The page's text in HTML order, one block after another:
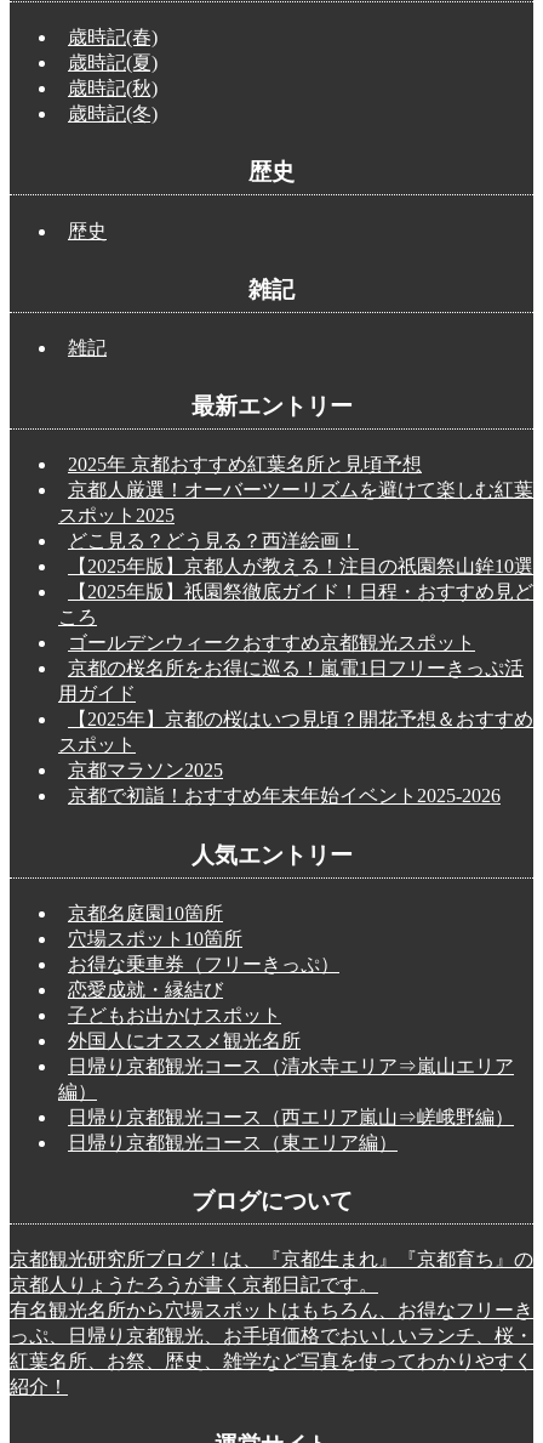
歳時記(春)
歳時記(夏)
歳時記(秋)
歳時記(冬)
歴史
歴史
雑記
雑記
最新エントリー
2025年 京都おすすめ紅葉名所と見頃予想
京都人厳選！オーバーツーリズムを避けて楽しむ紅葉
スポット2025
どこ見る？どう見る？西洋絵画！
【2025年版】京都人が教える！注目の祇園祭山鉾10選
【2025年版】祇園祭徹底ガイド！日程・おすすめ見ど
ころ
ゴールデンウィークおすすめ京都観光スポット
京都の桜名所をお得に巡る！嵐電1日フリーきっぷ活
用ガイド
【2025年】京都の桜はいつ見頃？開花予想＆おすすめ
スポット
京都マラソン2025
京都で初詣！おすすめ年末年始イベント2025-2026
人気エントリー
京都名庭園10箇所
穴場スポット10箇所
お得な乗車券（フリーきっぷ）
恋愛成就・縁結び
子どもお出かけスポット
外国人にオススメ観光名所
日帰り京都観光コース（清水寺エリア⇒嵐山エリア
編）
日帰り京都観光コース（西エリア嵐山⇒嵯峨野編）
日帰り京都観光コース（東エリア編）
ブログについて
京都観光研究所ブログ！は、『京都生まれ』『京都育ち』の
京都人りょうたろうが書く京都日記です。
有名観光名所から穴場スポットはもちろん、お得なフリーき
っぷ、日帰り京都観光、お手頃価格でおいしいランチ、桜・
紅葉名所、お祭、歴史、雑学など写真を使ってわかりやすく
紹介！